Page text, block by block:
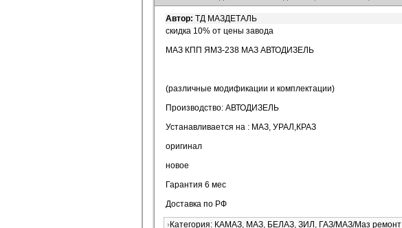
Автор: ТД МАЗДЕТАЛЬ
скидка 10% от цены завода
МАЗ КПП ЯМЗ-238 МАЗ АВТОДИЗЕЛЬ
(различные модификации и комплектации)
Производство: АВТОДИЗЕЛЬ
Устанавливается на : МАЗ, УРАЛ,КРАЗ
оригинал
новое
Гарантия 6 мес
Доставка по РФ
Категория: КАМАЗ, МАЗ, БЕЛАЗ, ЗИЛ, ГАЗ/МАЗ/Маз ремонт